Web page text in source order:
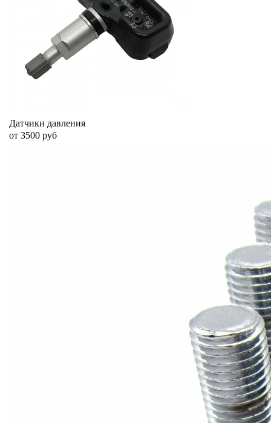
Датчики давления
от 3500 руб